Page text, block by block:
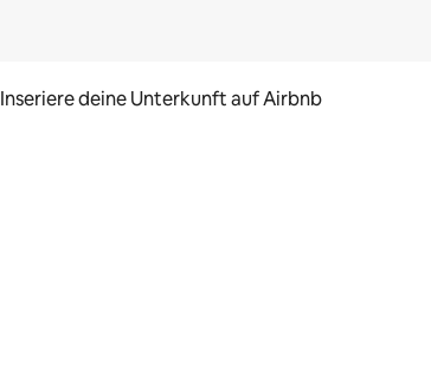
Inseriere deine Unterkunft auf Airbnb